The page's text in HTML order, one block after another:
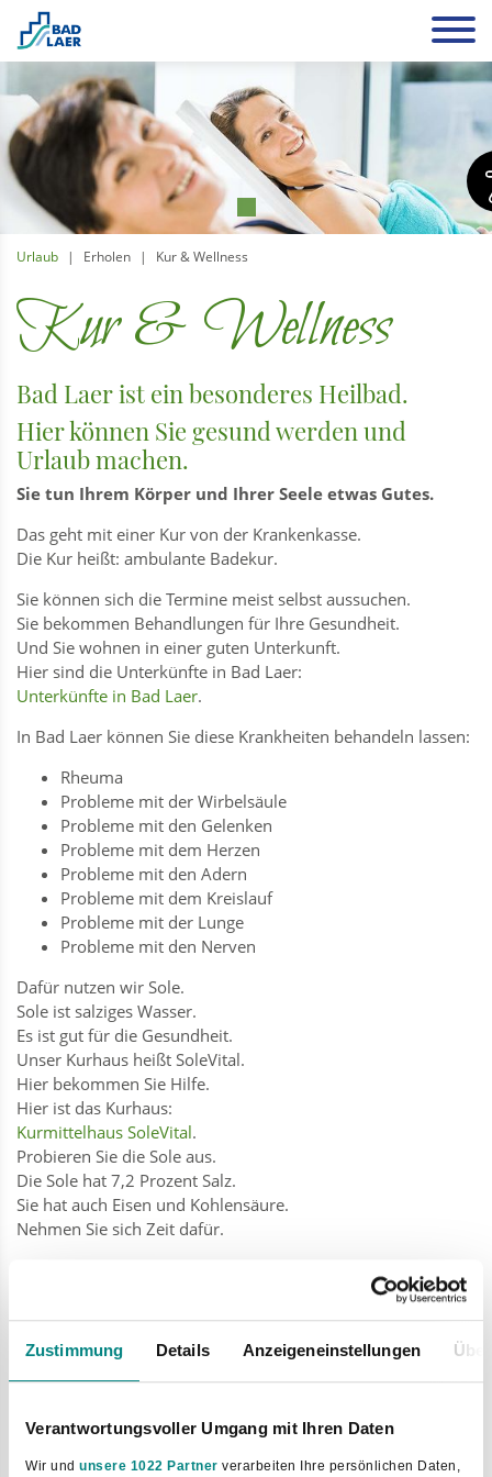
Zustimmung Details Anzeigeneinstellungen
Verantwortungsvoller Umgang mit Ihren Daten
Wir und unsere 1022 Partner verarbeiten Ihre persönlichen Daten,
Urlaub Erholen Kur & Wellness
Kur & Wellness
Bad Laer ist ein besonderes Heilbad.
Hier können Sie gesund werden und
Urlaub machen.
Sie tun Ihrem Körper und Ihrer Seele etwas Gutes.
Das geht mit einer Kur von der Krankenkasse.
Die Kur heißt: ambulante Badekur.
Sie können sich die Termine meist selbst aussuchen.
Sie bekommen Behandlungen für Ihre Gesundheit.
Und Sie wohnen in einer guten Unterkunft.
Hier sind die Unterkünfte in Bad Laer:
Unterkünfte in Bad Laer.
In Bad Laer können Sie diese Krankheiten behandeln lassen:
Rheuma
Probleme mit der Wirbelsäule
Probleme mit den Gelenken
Probleme mit dem Herzen
Probleme mit den Adern
Probleme mit dem Kreislauf
Probleme mit der Lunge
Probleme mit den Nerven
Dafür nutzen wir Sole.
Sole ist salziges Wasser.
Es ist gut für die Gesundheit.
Unser Kurhaus heißt SoleVital.
Hier bekommen Sie Hilfe.
Hier ist das Kurhaus:
Kurmittelhaus SoleVital.
Probieren Sie die Sole aus.
Die Sole hat 7,2 Prozent Salz.
Sie hat auch Eisen und Kohlensäure.
Nehmen Sie sich Zeit dafür.
Brauchen Sie eine Kur?
Der Arzt schickt den Antrag an Ihre Krankenkasse.
Meistens sagt die Krankenkasse: Ja.